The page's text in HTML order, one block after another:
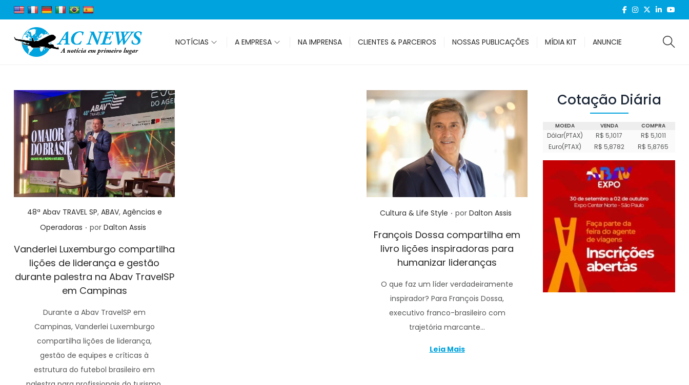
NOTÍCIAS A EMPRESA NA IMPRENSA CLIENTES & PARCEIROS NOSSAS PUBLICAÇÕES MÍDIA KIT ANUNCIE
Posted in
48ª Abav TRAVEL SP, ABAV, Agências e
Operadoras . por Dalton Assis
Vanderlei Luxemburgo compartilha
lições de liderança e gestão
durante palestra na Abav TravelSP
em Campinas
Durante a Abav TravelSP em
Campinas, Vanderlei Luxemburgo
compartilha lições de liderança,
gestão de equipes e críticas à
estrutura do futebol brasileiro em
Posted in
Cultura & Life Style . por Dalton Assis
François Dossa compartilha em
livro lições inspiradoras para
humanizar lideranças
O que faz um líder verdadeiramente
inspirador? Para François Dossa,
executivo franco-brasileiro com
trajetória marcante…
Leia Mais
Cotação Diária
MOEDA VENDA COMPRA
Dólar(PTAX) R$ 5,1017
R$ 5,1011
Euro(PTAX)
R$ 5,8782 R$ 5,8765